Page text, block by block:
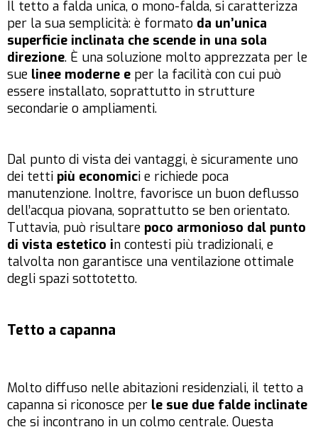
Il tetto a falda unica, o mono-falda, si caratterizza
per la sua semplicità: è formato da un’unica
superficie inclinata che scende in una sola
direzione. È una soluzione molto apprezzata per le
sue linee moderne e per la facilità con cui può
essere installato, soprattutto in strutture
secondarie o ampliamenti.
Dal punto di vista dei vantaggi, è sicuramente uno
dei tetti più economici e richiede poca
manutenzione. Inoltre, favorisce un buon deflusso
dell’acqua piovana, soprattutto se ben orientato.
Tuttavia, può risultare poco armonioso dal punto
di vista estetico in contesti più tradizionali, e
talvolta non garantisce una ventilazione ottimale
degli spazi sottotetto.
Tetto a capanna
Molto diffuso nelle abitazioni residenziali, il tetto a
capanna si riconosce per le sue due falde inclinate
che si incontrano in un colmo centrale. Questa